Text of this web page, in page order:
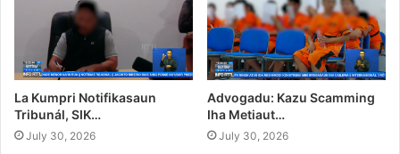
La Kumpri Notifikasaun
Tribunál, SIK…
July 30, 2026
Advogadu: Kazu Scamming
Iha Metiaut…
July 30, 2026